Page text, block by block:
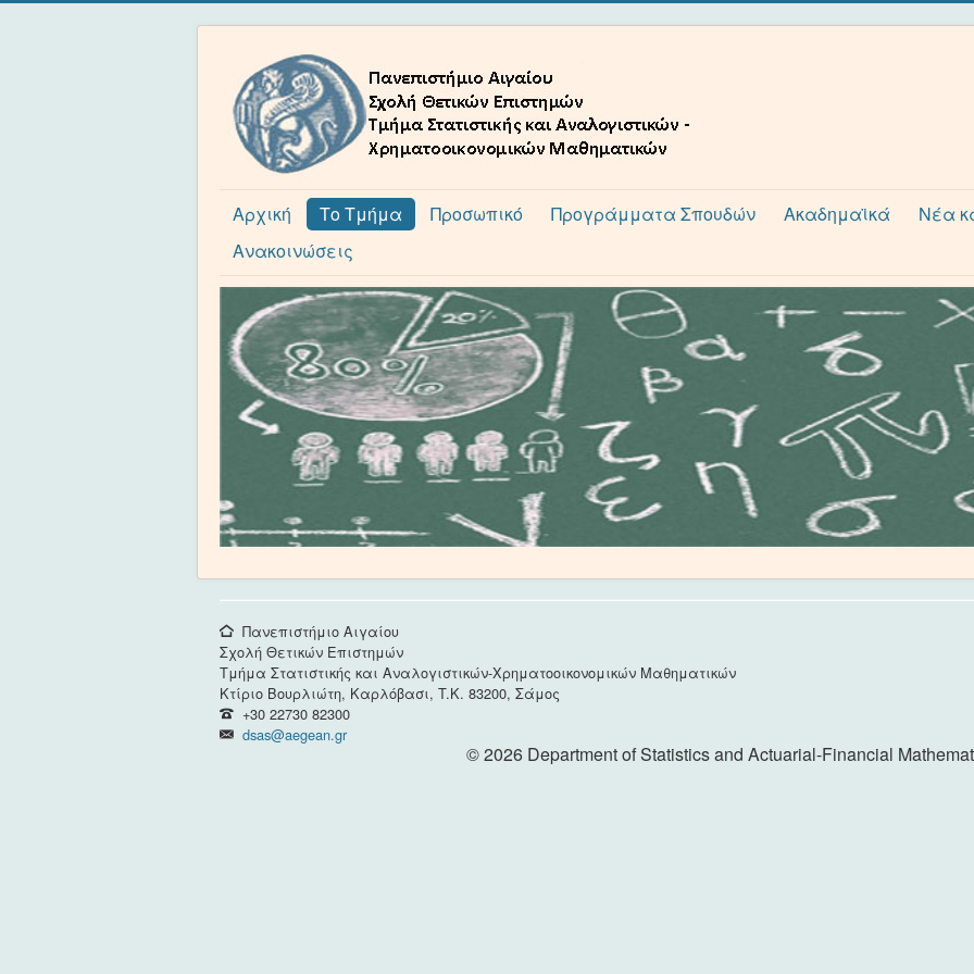
Αρχική Το Τμήμα Προσωπικό Προγράμματα Σπουδών Ακαδημαϊκά
Νέα
Ανακοινώσεις
Πανεπιστήμιο Αιγαίου
Σχολή Θετικών Επιστημών
Τμήμα Στατιστικής και Αναλογιστικών-Χρηματοοικονομικών Μαθηματικών
Κτίριο Βουρλιώτη, Καρλόβασι, T.K. 83200, Σάμος
+30 22730 82300
dsas@aegean.gr
© 2026 Department of Statistics and Actuarial-Financial